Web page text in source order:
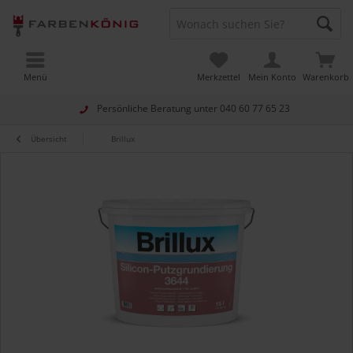
Persönliche Beratung unter 040 60 77 65 23
Warenkorb
Merkzettel Mein Konto
Menü
Übersicht Brillux